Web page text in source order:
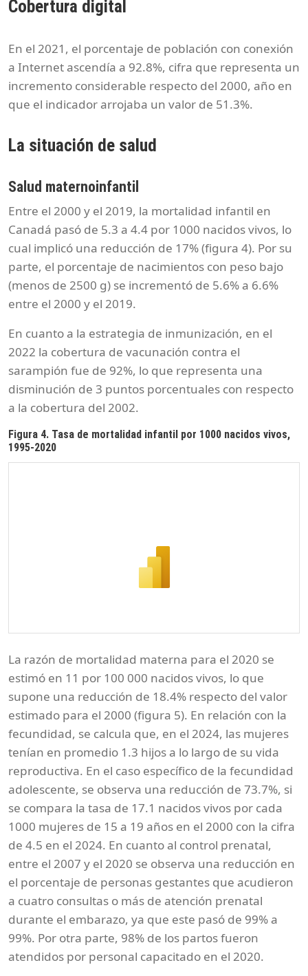
Cobertura digital
En el 2021, el porcentaje de población con conexión
a Internet ascendía a 92.8%, cifra que representa un
incremento considerable respecto del 2000, año en
que el indicador arrojaba un valor de 51.3%.
La situación de salud
Salud maternoinfantil
Entre el 2000 y el 2019, la mortalidad infantil en
Canadá pasó de 5.3 a 4.4 por 1000 nacidos vivos, lo
cual implicó una reducción de 17% (figura 4). Por su
parte, el porcentaje de nacimientos con peso bajo
(menos de 2500 g) se incrementó de 5.6% a 6.6%
entre el 2000 y el 2019.
En cuanto a la estrategia de inmunización, en el
2022 la cobertura de vacunación contra el
sarampión fue de 92%, lo que representa una
disminución de 3 puntos porcentuales con respecto
a la cobertura del 2002.
Figura 4. Tasa de mortalidad infantil por 1000 nacidos vivos,
1995-2020
La razón de mortalidad materna para el 2020 se
estimó en 11 por 100 000 nacidos vivos, lo que
supone una reducción de 18.4% respecto del valor
estimado para el 2000 (figura 5). En relación con la
fecundidad, se calcula que, en el 2024, las mujeres
tenían en promedio 1.3 hijos a lo largo de su vida
reproductiva. En el caso específico de la fecundidad
adolescente, se observa una reducción de 73.7%, si
se compara la tasa de 17.1 nacidos vivos por cada
1000 mujeres de 15 a 19 años en el 2000 con la cifra
de 4.5 en el 2024. En cuanto al control prenatal,
entre el 2007 y el 2020 se observa una reducción en
el porcentaje de personas gestantes que acudieron
a cuatro consultas o más de atención prenatal
durante el embarazo, ya que este pasó de 99% a
99%. Por otra parte, 98% de los partos fueron
atendidos por personal capacitado en el 2020.